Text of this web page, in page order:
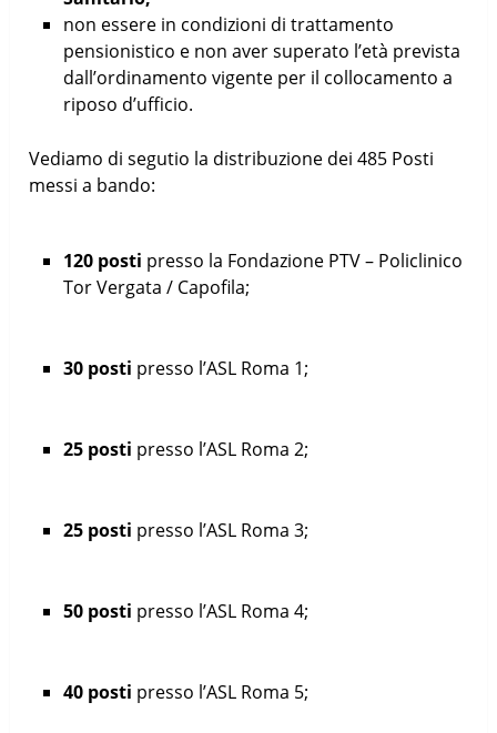
non essere in condizioni di trattamento
pensionistico e non aver superato l’età prevista
dall’ordinamento vigente per il collocamento a
riposo d’ufficio.
Vediamo di segutio la distribuzione dei 485 Posti
messi a bando:
120 posti presso la Fondazione PTV – Policlinico
Tor Vergata / Capofila;
30 posti presso l’ASL Roma 1;
25 posti presso l’ASL Roma 2;
25 posti presso l’ASL Roma 3;
50 posti presso l’ASL Roma 4;
40 posti presso l’ASL Roma 5;